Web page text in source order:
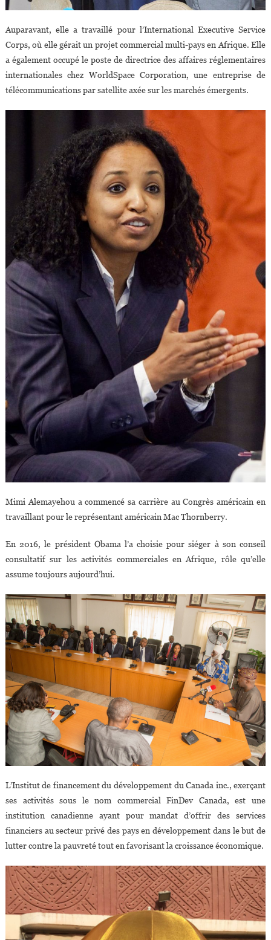
Auparavant, elle a travaillé pour l’International Executive Service
Corps, où elle gérait un projet commercial multi-pays en Afrique. Elle
a également occupé le poste de directrice des affaires réglementaires
internationales chez WorldSpace Corporation, une entreprise de
télécommunications par satellite axée sur les marchés émergents.
Mimi Alemayehou a commencé sa carrière au Congrès américain en
travaillant pour le représentant américain Mac Thornberry.
En 2016, le président Obama l’a choisie pour siéger à son conseil
consultatif sur les activités commerciales en Afrique, rôle qu’elle
assume toujours aujourd’hui.
L’Institut de financement du développement du Canada inc., exerçant
ses activités sous le nom commercial FinDev Canada, est une
institution canadienne ayant pour mandat d’offrir des services
financiers au secteur privé des pays en développement dans le but de
lutter contre la pauvreté tout en favorisant la croissance économique.